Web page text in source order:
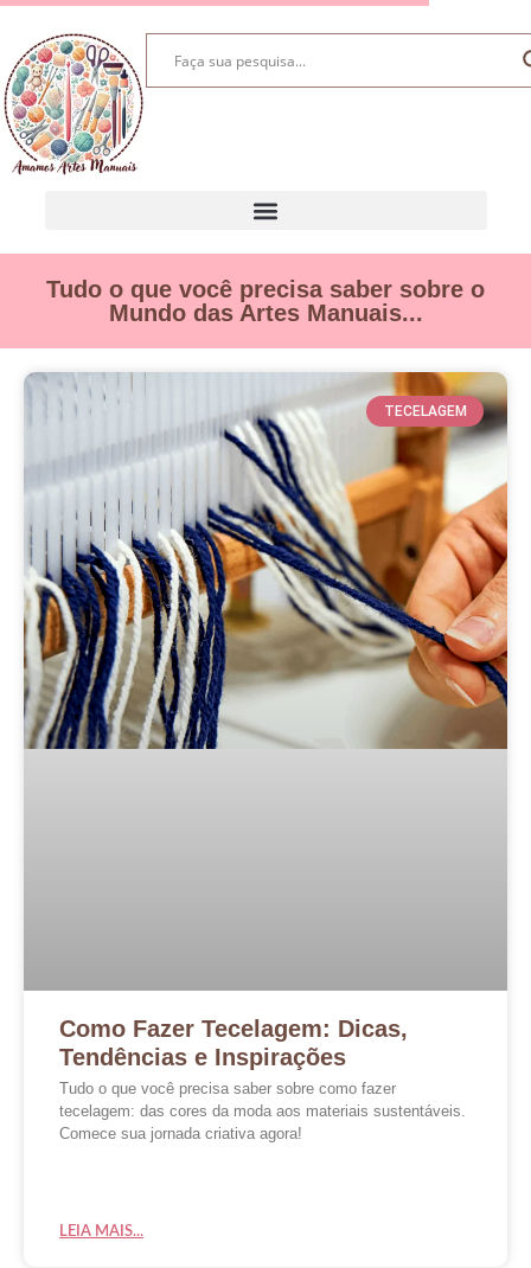
Tudo o que você precisa saber sobre o
Mundo das Artes Manuais...
TECELAGEM
Como Fazer Tecelagem: Dicas,
Tendências e Inspirações
Tudo o que você precisa saber sobre como fazer
tecelagem: das cores da moda aos materiais sustentáveis.
Comece sua jornada criativa agora!
LEIA MAIS...